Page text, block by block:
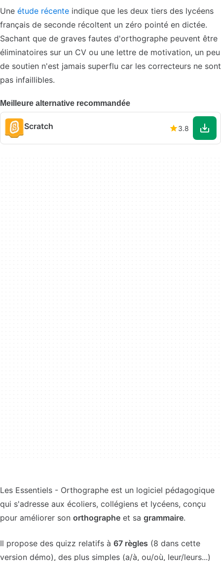
Une étude récente indique que les deux tiers des lycéens
français de seconde récoltent un zéro pointé en dictée.
Sachant que de graves fautes d'orthographe peuvent être
éliminatoires sur un CV ou une lettre de motivation, un peu
de soutien n'est jamais superflu car les correcteurs ne sont
pas infaillibles.
Meilleure alternative recommandée
Scratch 3.8
Les Essentiels - Orthographe est un logiciel pédagogique
qui s'adresse aux écoliers, collégiens et lycéens, conçu
pour améliorer son orthographe et sa grammaire.
Il propose des quizz relatifs à 67 règles (8 dans cette
version démo), des plus simples (a/à, ou/où, leur/leurs...)